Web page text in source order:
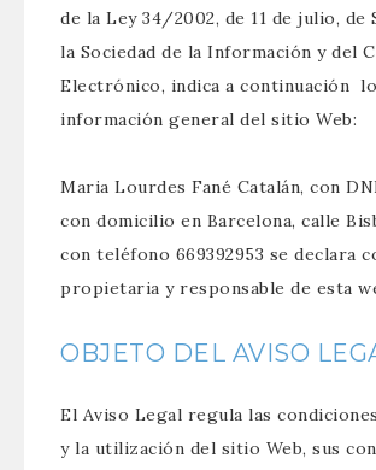
de la Ley 34/2002, de 11 de julio, de
la Sociedad de la Información y del
Electrónico, indica a continuación
información general del sitio Web:
Maria Lourdes Fané Catalán, con
con domicilio en Barcelona, calle
con teléfono 669392953 se declara
propietaria y responsable de esta
OBJETO DEL AVISO
El Aviso Legal regula las
y la utilización del sitio Web, sus